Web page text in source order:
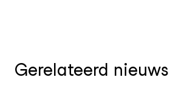
Gerelateerd nieuws